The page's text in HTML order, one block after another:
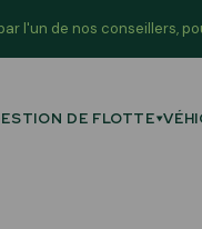
l'un de nos conseillers,
DE FLOTTE